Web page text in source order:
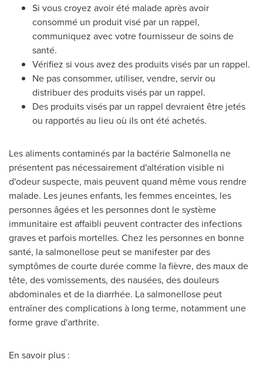
Si vous croyez avoir été malade après avoir
consommé un produit visé par un rappel,
communiquez avec votre fournisseur de soins de
santé.
Vérifiez si vous avez des produits visés par un rappel.
Ne pas consommer, utiliser, vendre, servir ou
distribuer des produits visés par un rappel.
Des produits visés par un rappel devraient être jetés
ou rapportés au lieu où ils ont été achetés.
Les aliments contaminés par la bactérie Salmonella ne
présentent pas nécessairement d'altération visible ni
d'odeur suspecte, mais peuvent quand même vous rendre
malade. Les jeunes enfants, les femmes enceintes, les
personnes âgées et les personnes dont le système
immunitaire est affaibli peuvent contracter des infections
graves et parfois mortelles. Chez les personnes en bonne
santé, la salmonellose peut se manifester par des
symptômes de courte durée comme la fièvre, des maux de
tête, des vomissements, des nausées, des douleurs
abdominales et de la diarrhée. La salmonellose peut
entraîner des complications à long terme, notamment une
forme grave d'arthrite.
En savoir plus :